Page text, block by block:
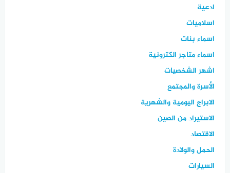
ادعية
اسلاميات
اسماء بنات
اسماء متاجر الكترونية
اشهر الشخصيات
الأسرة والمجتمع
الابراج اليومية والشهرية
الاستيراد من الصين
الاقتصاد
الحمل والولادة
السيارات